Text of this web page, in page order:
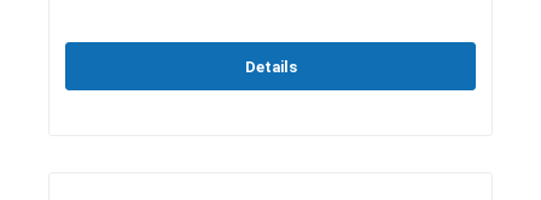
Details